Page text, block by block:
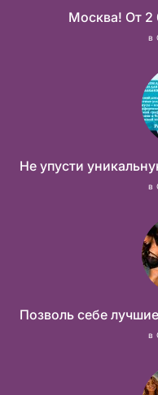
Москва! От 2
в
в
в